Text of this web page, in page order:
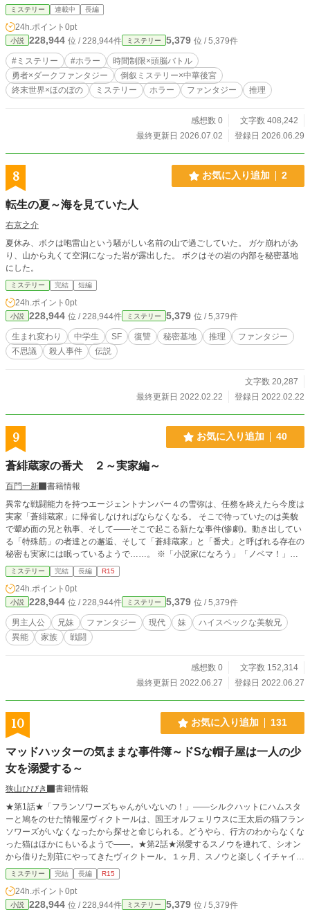
ミステリー 連載中 長編
24h.ポイント 0pt
小説 228,944 位 / 228,944件 ミステリー 5,379 位 / 5,379件
#ミステリー #ホラー
時間制限×頭脳バトル
勇者×ダークファンタジー
倒叙ミステリー×中華後宮
終末世界×ほのぼの
ミステリー ホラー ファンタジー 推理
感想数 0
文字数 408,242
最終更新日 2026.07.02
登録日 2026.06.29
8 お気に入り追加 2
転生の夏～海を見ていた人
右京之介
夏休み、ボクは咆雷山という騒がしい名前の山で過ごしていた。 ガケ崩れがあ
り、山から丸くて空洞になった岩が露出した。 ボクはその岩の内部を秘密基地
にした。
ミステリー 完結 短編
24h.ポイント 0pt
小説 228,944 位 / 228,944件 ミステリー 5,379 位 / 5,379件
生まれ変わり 中学生 SF 復讐 秘密基地 推理
ファンタジー
不思議
殺人事件 伝説
文字数 20,287
最終更新日 2022.02.22
登録日 2022.02.22
9 お気に入り追加 40
蒼緋蔵家の番犬 ２～実家編～
百門一新
書籍情報
異常な戦闘能力を持つエージェントナンバー４の雪弥は、任務を終えたら今度は
実家「蒼緋蔵家」に帰省しなければならなくなる。 そこで待っていたのは美貌
で顰め面の兄と執事、そして――そこで起こる新たな事件(惨劇)。動き出してい
る「特殊筋」の者達との邂逅、そして「蒼緋蔵家」と「番犬」と呼ばれる存在の
秘密も実家には眠っているようで……。 ※「小説家になろう」「ノベマ！」
「カクヨム」にも掲載しています。
ミステリー 完結 長編 R15
24h.ポイント 0pt
小説 228,944 位 / 228,944件 ミステリー 5,379 位 / 5,379件
男主人公 兄妹 ファンタジー 現代 妹
ハイスペックな美貌兄
異能
家族 戦闘
感想数 0
文字数 152,314
最終更新日 2022.06.27
登録日 2022.06.27
10 お気に入り追加 131
マッドハッターの気ままな事件簿～ドSな帽子屋は一人の少
女を溺愛する～
狭山ひびき
書籍情報
★第1話★「フランソワーズちゃんがいないの！」――シルクハットにハムスタ
ーと鳩をのせた情報屋ヴィクトールは、国王オルフェリウスに王太后の猫フラン
ソワーズがいなくなったから探せと命じられる。どうやら、行方のわからなくな
った猫はほかにもいるようで――。★第2話★溺愛するスノウを連れて、シオン
から借りた別荘にやってきたヴィクトール。１ヶ月、スノウと楽しくイチャイチ
ャしてすごす予定だったのに、別荘付近の湖には魔物が出るという噂があってー
ー。 少しニヒルでドSな帽子屋《マッドハッター》の、いちゃいちゃ×ブラック
×ミステリーコメディです。 【作品構成】 ★第1話★お猫様はどこに消えた！？
★第2話★湖には魔物がすんでいる！？
ミステリー 完結 長編 R15
24h.ポイント 0pt
小説 228,944 位 / 228,944件 ミステリー 5,379 位 / 5,379件